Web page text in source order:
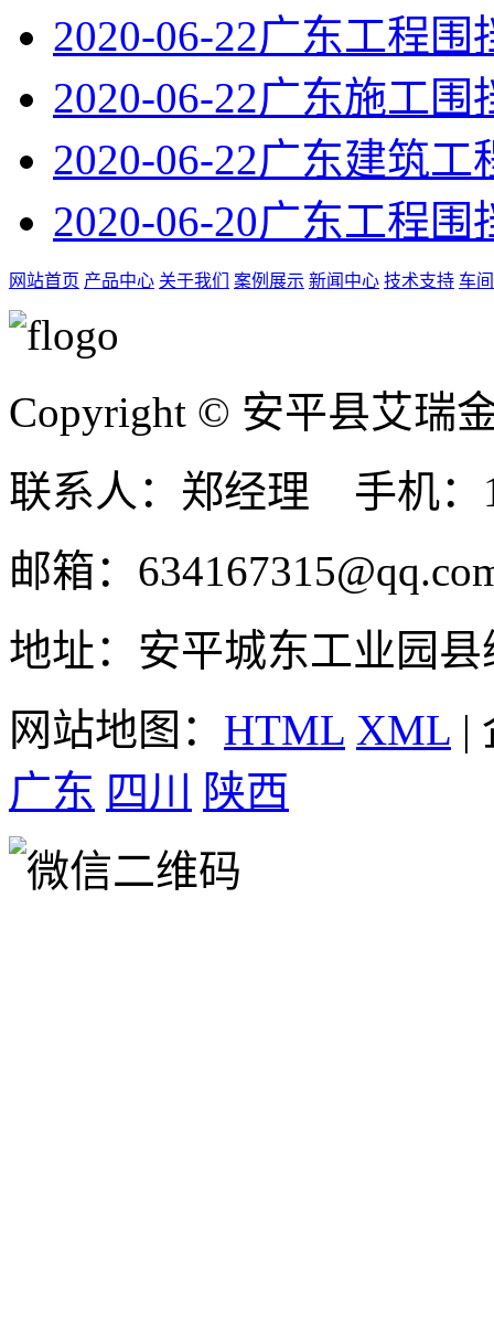
2020-06-22广东工程围
2020-06-22广东施工围
2020-06-22广东建筑工
2020-06-20广东工程围
网站首页 产品中心 关于我们 案例展示 新闻中心 技术支持 车
Copyright © 安平县艾瑞
联系人：郑经理 手机：
邮箱：
地址：安平城东工业园县
网站地图： HTML XML |
广东 四川 陕西